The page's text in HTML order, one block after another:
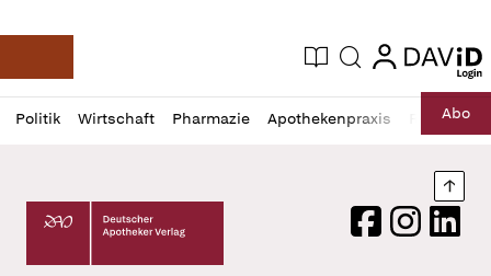
Deutsche Apotheker Zeitung
Aktuelle Ausgabe
Suche login
login
Politik Wirtschaft Pharmazie Apothekenpraxis RechtAbo
Profil
öffnen
Daz
Pur
Deutscher Apotheker Verlag Logo
FacebookInstagram